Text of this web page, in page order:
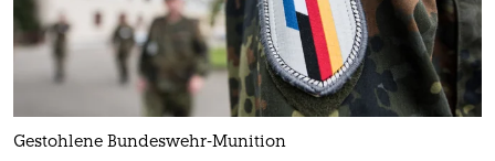
Gestohlene Bundeswehr-Munition